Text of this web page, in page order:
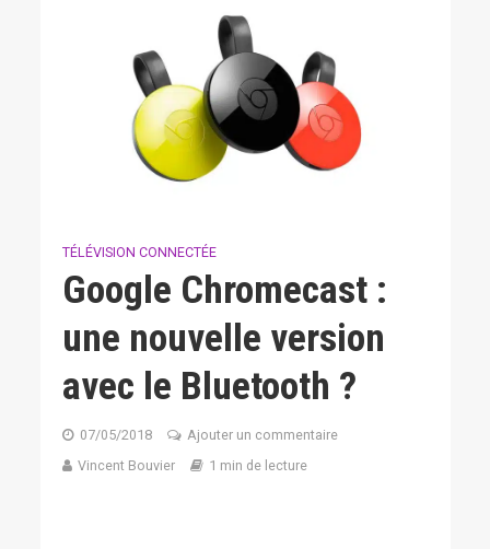
TÉLÉVISION CONNECTÉE
Google Chromecast :
une nouvelle version
avec le Bluetooth ?
07/05/2018
Ajouter un commentaire
Vincent Bouvier
1 min de lecture